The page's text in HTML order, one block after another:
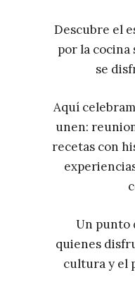
Descubre el
por la cocina
se
Aquí
unen:
recetas con
Un punto
quienes
cultura y el